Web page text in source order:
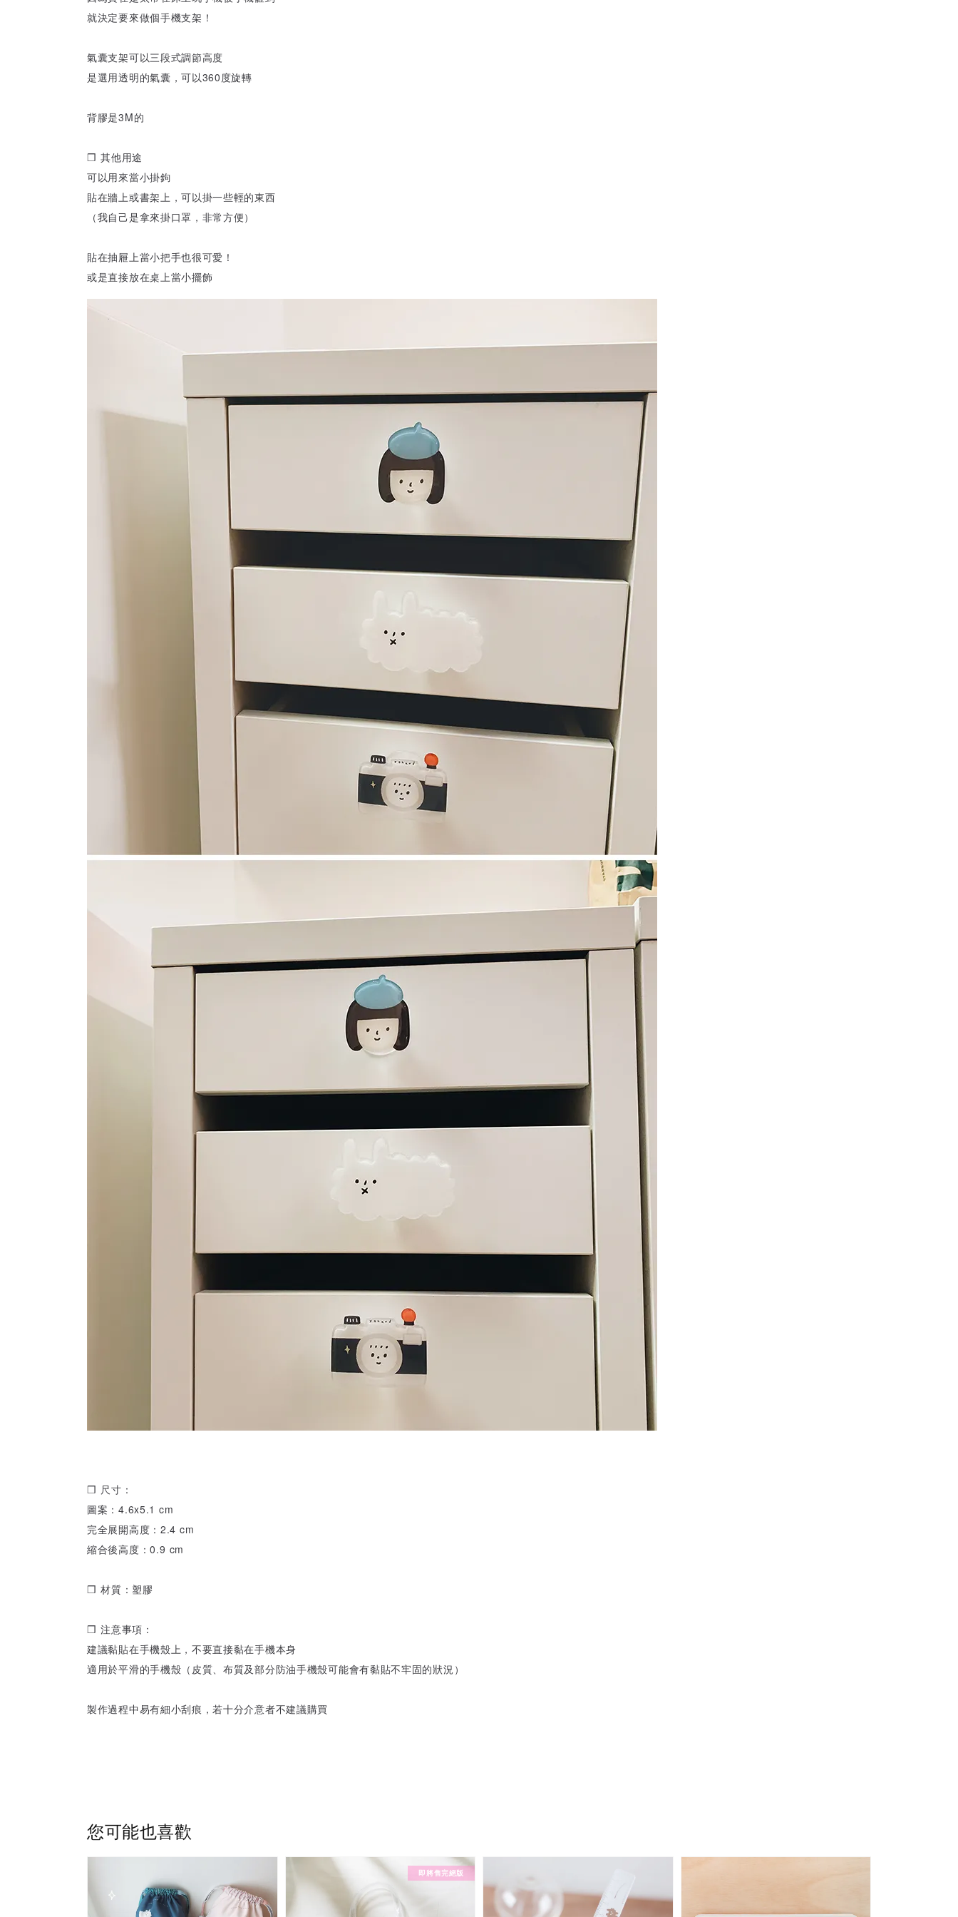
就決定要來做個手機支架！
氣囊支架可以三段式調節高度
是選用透明的氣囊，可以360度旋轉
背膠是3M的
❒ 其他用途
可以用來當小掛鉤
貼在牆上或書架上，可以掛一些輕的東西
（我自己是拿來掛口罩，非常方便）
貼在抽屜上當小把手也很可愛！
或是直接放在桌上當小擺飾
❒ 尺寸：
圖案：4.6x5.1 cm
完全展開高度：2.4 cm
縮合後高度：0.9 cm
❒ 材質：塑膠
❒ 注意事項：
建議黏貼在手機殼上，不要直接黏在手機本身
適用於平滑的手機殼（皮質、布質及部分防油手機殼可能會有黏貼不牢固的狀況）
製作過程中易有細小刮痕，若十分介意者不建議購買
您可能也喜歡
即將售完絕版